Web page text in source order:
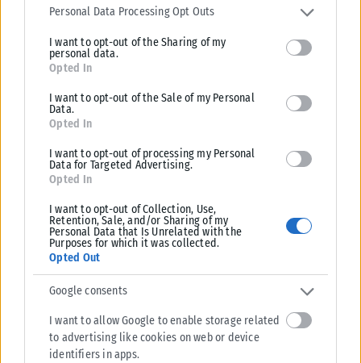
services and may gather and store information including but not
deny consent to Google and its third-party tags to use your data
for below specified purposes in below Google consent section.
Personal Data Processing Opt Outs
I want to opt-out of the Sharing of my
personal data.
Opted In
I want to opt-out of the Sale of my Personal
Data.
Opted In
I want to opt-out of processing my Personal
Data for Targeted Advertising.
Opted In
I want to opt-out of Collection, Use,
Retention, Sale, and/or Sharing of my
Personal Data that Is Unrelated with the
Purposes for which it was collected.
Opted Out
Google consents
I want to allow Google to enable storage related
to advertising like cookies on web or device
identifiers in apps.
ΔΙΕΘΝΉ
Σαουδική Αραβία: Η αμυντική συμφωνία με Τουρκία και
Σαουδάραβας αξιωματούχος διαβεβαίωσε ότι η αμυντική συμφωνία με
Τουρκία και Πακιστάν δεν συνδέεται με πυρηνικές φιλοδοξίες ούτε